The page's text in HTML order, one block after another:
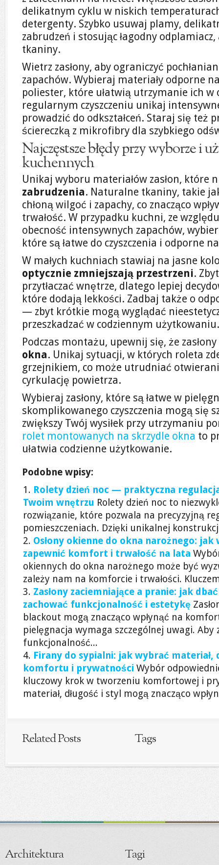
delikatnym cyklu w niskich
detergenty. Szybko usuwaj plamy,
zabrudzeń i stosując łagodny
tkaniny.
Wietrz zasłony, aby ograniczyć
zapachów. Wybieraj materiały odporne
poliester, które ułatwią utrzymanie ich w
regularnym czyszczeniu unikaj
prowadzić do odkształceń. Staraj się też
ściereczką z mikrofibry dla szybkiego
Najczęstsze błędy przy wyborze i
kuchennych
Unikaj wyboru materiałów zasłon, które
zabrudzenia. Naturalne tkaniny, takie
chłoną wilgoć i zapachy, co znacząco
trwałość. W przypadku kuchni, ze
obecność intensywnych zapachów,
które są łatwe do czyszczenia i odporne
W małych kuchniach stawiaj na jasne
optycznie zmniejszają przestrzeni.
przytłaczać wnętrze, dlatego lepiej
które dodają lekkości. Zadbaj także o
— zbyt krótkie mogą wyglądać
przeszkadzać w codziennym użytkowaniu.
Podczas montażu, upewnij się, że zasłony
okna. Unikaj sytuacji, w których roleta
grzejnikiem, co może utrudniać
cyrkulację powietrza.
Wybieraj zasłony, które są łatwe w
skomplikowanego czyszczenia mogą się
zwiększy Twój wysiłek przy utrzymaniu
rolet montowanych na skrzydle okna to
ułatwia codzienne użytkowanie.
Podobne wpisy:
Rolety dzień noc — praktyczna
Twoim wnętrzu Rolety dzień noc to
rozwiązanie, które pozwala na precyzyjną
pomieszczeniach. Dzięki unikalnej
Osłony okienne do okna narożnego:
zapewnić komfort i trwałość na lata
okiennych do okna narożnego może być
zależy nam na komforcie i trwałości.
Zasłony zaciemniające a pranie: jak
zachować funkcjonalność i estetykę
blackout mogą znacząco wpłynąć na
pielęgnacja wymaga szczególnej uwagi. Aby
funkcjonalność...
Firany do sypialni: jak wybrać materiał,
komfortu i prywatności Wybór
kluczowy krok w tworzeniu komfortowej i
materiał, długość i styl mogą znacząco
Related Posts Tags
Architektura Tagi